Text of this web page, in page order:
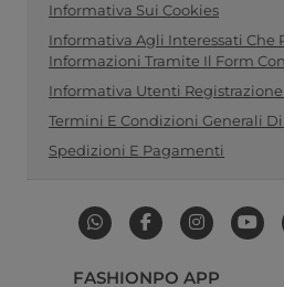
Informativa Sui Cookies
Informativa Agli Interessati Che
Informazioni Tramite Il Form
Informativa Utenti Registrazione
Termini E Condizioni Generali Di
Spedizioni E Pagamenti
FASHIONPO APP